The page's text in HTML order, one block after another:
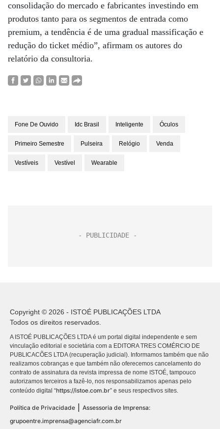
consolidação do mercado e fabricantes investindo em
produtos tanto para os segmentos de entrada como
premium, a tendência é de uma gradual massificação e
redução do ticket médio”, afirmam os autores do
relatório da consultoria.
Fone De Ouvido Idc Brasil Inteligente Óculos
Primeiro Semestre Pulseira Relógio Venda
Vestíveis Vestível Wearable
Copyright © 2026 - ISTOÉ PUBLICAÇÕES LTDA
Todos os direitos reservados.
A ISTOÉ PUBLICAÇÕES LTDA é um portal digital independente e sem
vinculação editorial e societária com a EDITORA TRES COMÉRCIO DE
PUBLICACÕES LTDA (recuperação judicial). Informamos também que não
realizamos cobranças e que também não oferecemos cancelamento do
contrato de assinatura da revista impressa de nome ISTOÉ, tampouco
autorizamos terceiros a fazê-lo, nos responsabilizamos apenas pelo
conteúdo digital “https://istoe.com.br” e seus respectivos sites.
Política de Privacidade
Assessoria de Imprensa:
grupoentre.imprensa@agenciafr.com.br